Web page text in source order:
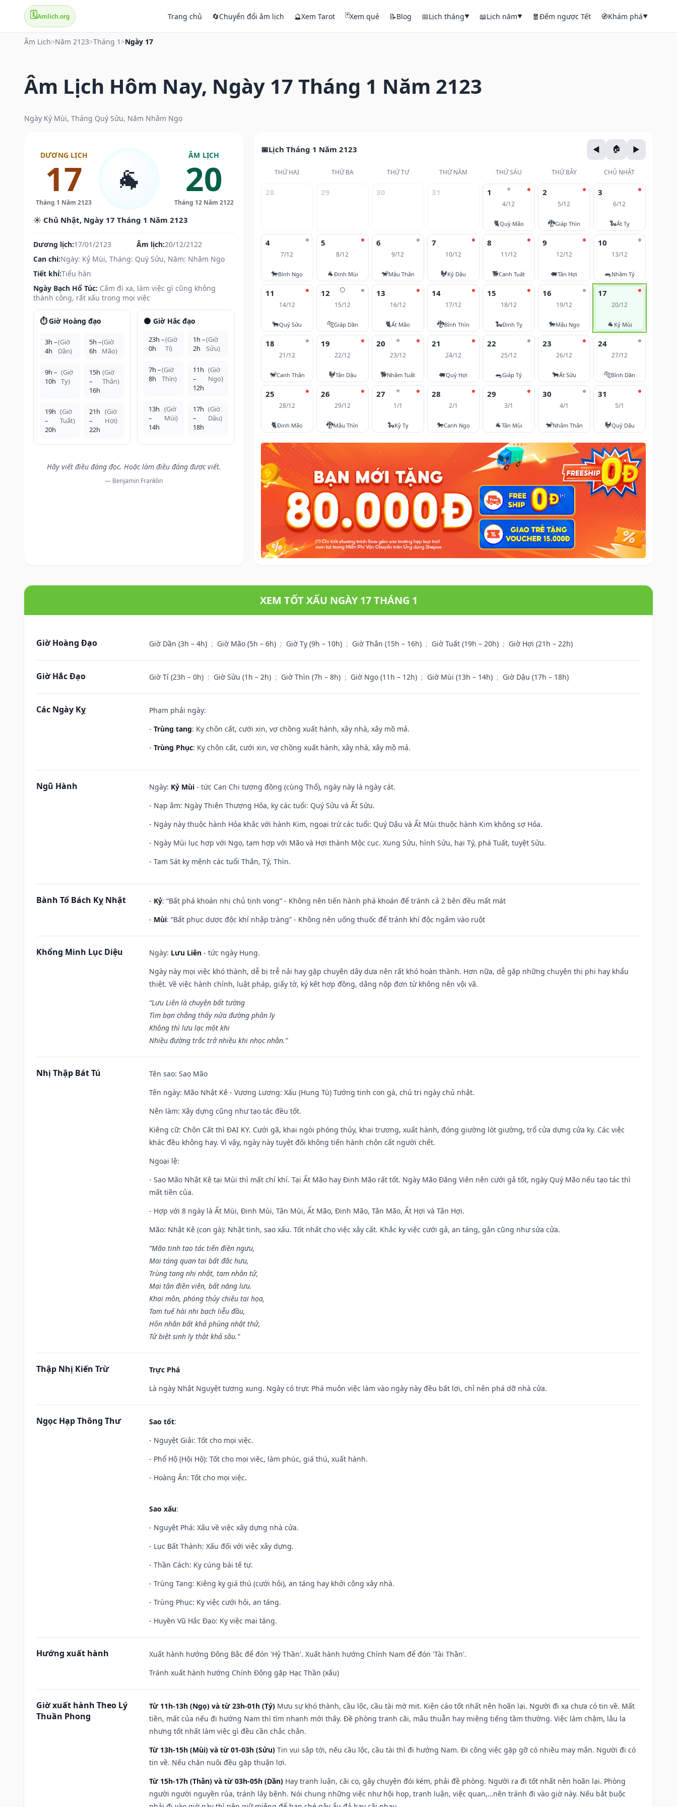
🗓️Amlich.org Trang chủ 🔄Chuyển đổi âm lịch 🔮Xem Tarot 🃏Xem quẻ 📝Blog 📅Lịch tháng▼ 📖Lịch năm▼ 🧧Đếm ngược Tết 🧭Khám phá▼
Âm Lịch>Năm 2123>Tháng 1 >Ngày 17
Âm Lịch Hôm Nay, Ngày 17 Tháng 1 Năm 2123
Ngày Kỷ Mùi, Tháng Quý Sửu, Năm Nhâm Ngọ
DƯƠNG LỊCH
17
Tháng 1 Năm 2123
🐐
ÂM LỊCH
20
Tháng 12 Năm 2122
☀️ Chủ Nhật, Ngày 17 Tháng 1 Năm 2123
Dương lịch:17/01/2123 Âm lịch:20/12/2122
Can chi:Ngày: Kỷ Mùi, Tháng: Quý Sửu, Năm: Nhâm Ngọ
Tiết khí:Tiểu hàn
Ngày Bạch Hổ Túc: Cấm đi xa, làm việc gì cũng không
thành công, rất xấu trong mọi việc
⏱️ Giờ Hoàng đạo
3h –
4h
(Giờ
Dần)
5h –
6h
(Giờ
Mão)
9h –
10h
(Giờ
Tỵ)
15h
–
16h
(Giờ
Thân)
19h
–
20h
(Giờ
Tuất)
21h
–
22h
(Giờ
Hợi)
🌑 Giờ Hắc đạo
23h –
0h
(Giờ
Tí)
1h –
2h
(Giờ
Sửu)
7h –
8h
(Giờ
Thìn)
11h
–
12h
(Giờ
Ngọ)
13h
–
14h
(Giờ
Mùi)
17h
–
18h
(Giờ
Dậu)
Hãy viết điều đáng đọc. Hoặc làm điều đáng được viết.
— Benjamin Franklin
Lịch Tháng 1 Năm 2123
THỨ HAI THỨ BA THỨ TƯ THỨ NĂM THỨ SÁU THỨ BẢY CHỦ NHẬT
28 29 30 31 ⭐
1
4/12
🐈Quý Mão
2
5/12
🐉Giáp Thìn
3
6/12
🐍Ất Tỵ
4
7/12
🐎Bính Ngọ
5
8/12
🐐Đinh Mùi
6
9/12
🐒Mậu Thân
7
10/12
🐓Kỷ Dậu
8
11/12
🐕Canh Tuất
9
12/12
🐖Tân Hợi
10
13/12
🐀Nhâm Tý
11
14/12
🐂Quý Sửu
🌕
12
15/12
🐅Giáp Dần
13
16/12
🐈Ất Mão
14
17/12
🐉Bính Thìn
15
18/12
🐍Đinh Tỵ
16
19/12
🐎Mậu Ngọ
17
20/12
🐐 Kỷ Mùi
18
21/12
🐒Canh Thân
19
22/12
🐓Tân Dậu
⭐
20
23/12
🐕Nhâm Tuất
21
24/12
🐖Quý Hợi
22
25/12
🐀Giáp Tý
23
26/12
🐂Ất Sửu
24
27/12
🐅Bính Dần
25
28/12
🐈Đinh Mão
26
29/12
🐉Mậu Thìn
⭐
27
1/1
🐍Kỷ Tỵ
28
2/1
🐎Canh Ngọ
29
3/1
🐐Tân Mùi
30
4/1
🐒Nhâm Thân
31
5/1
🐓Quý Dậu
XEM TỐT XẤU NGÀY 17 THÁNG 1
Giờ Hoàng Đạo Giờ Dần (3h – 4h) ; Giờ Mão (5h – 6h) ; Giờ Tỵ (9h – 10h) ; Giờ Thân (15h – 16h) ; Giờ Tuất (19h – 20h) ; Giờ Hợi (21h – 22h)
Giờ Hắc Đạo Giờ Tí (23h – 0h) ; Giờ Sửu (1h – 2h) ; Giờ Thìn (7h – 8h) ; Giờ Ngọ (11h – 12h) ; Giờ Mùi (13h – 14h) ; Giờ Dậu (17h – 18h)
Các Ngày Kỵ
Phạm phải ngày:
- Trùng tang: Kỵ chôn cất, cưới xin, vợ chồng xuất hành, xây nhà, xây mồ mả.
- Trùng Phục: Kỵ chôn cất, cưới xin, vợ chồng xuất hành, xây nhà, xây mồ mả.
Ngũ Hành Ngày: Kỷ Mùi - tức Can Chi tương đồng (cùng Thổ), ngày này là ngày cát.
- Nạp âm: Ngày Thiên Thượng Hỏa, kỵ các tuổi: Quý Sửu và Ất Sửu.
- Ngày này thuộc hành Hỏa khắc với hành Kim, ngoại trừ các tuổi: Quý Dậu và Ất Mùi thuộc hành Kim không sợ Hỏa.
- Ngày Mùi lục hợp với Ngọ, tam hợp với Mão và Hợi thành Mộc cục. Xung Sửu, hình Sửu, hại Tý, phá Tuất, tuyệt Sửu.
- Tam Sát kỵ mệnh các tuổi Thân, Tý, Thìn.
Bành Tổ Bách Kỵ Nhật - Kỷ: “Bất phá khoán nhị chủ tịnh vong” - Không nên tiến hành phá khoán để tránh cả 2 bên đều mất mát
- Mùi: “Bất phục dược độc khí nhập tràng” - Không nên uống thuốc để tránh khí độc ngấm vào ruột
Khổng Minh Lục Diệu Ngày: Lưu Liên - tức ngày Hung.
Ngày này mọi việc khó thành, dễ bị trễ nải hay gặp chuyện dây dưa nên rất khó hoàn thành. Hơn nữa, dễ gặp những chuyện thị phi hay khẩu
thiệt. Về việc hành chính, luật pháp, giấy tờ, ký kết hợp đồng, dâng nộp đơn từ không nên vội vã.
“Lưu Liên là chuyện bất tường
Tìm bạn chẳng thấy nửa đường phân ly
Không thì lưu lạc một khi
Nhiều đường trắc trở nhiều khi nhọc nhằn.”
Nhị Thập Bát Tú Tên sao: Sao Mão
Tên ngày: Mão Nhật Kê - Vương Lương: Xấu (Hung Tú) Tướng tinh con gà, chủ trị ngày chủ nhật.
Nên làm: Xây dựng cũng như tạo tác đều tốt.
Kiêng cữ: Chôn Cất thì ĐẠI KỴ. Cưới gã, khai ngòi phóng thủy, khai trương, xuất hành, đóng giường lót giường, trổ cửa dựng cửa kỵ. Các việc
khác đều không hay. Vì vậy, ngày này tuyệt đối không tiến hành chôn cất người chết.
Ngoại lệ:
- Sao Mão Nhật Kê tại Mùi thì mất chí khí. Tại Ất Mão hay Đinh Mão rất tốt. Ngày Mão Đăng Viên nên cưới gả tốt, ngày Quý Mão nếu tạo tác thì
mất tiền của.
- Hợp với 8 ngày là Ất Mùi, Đinh Mùi, Tân Mùi, Ất Mão, Đinh Mão, Tân Mão, Ất Hợi và Tân Hợi.
Mão: Nhật Kê (con gà): Nhật tinh, sao xấu. Tốt nhất cho việc xây cất. Khắc kỵ việc cưới gả, an táng, gắn cũng như sửa cửa.
“Mão tinh tạo tác tiến điền ngưu,
Mai táng quan tai bất đắc hưu,
Trùng tang nhị nhật, tam nhân tử,
Mại tận điền viên, bất năng lưu.
Khai môn, phóng thủy chiêu tai họa,
Tam tuế hài nhi bạch liễu đầu,
Hôn nhân bất khả phùng nhật thử,
Tử biệt sinh ly thật khả sầu.”
Thập Nhị Kiến Trừ
Trực Phá
Là ngày Nhật Nguyệt tương xung. Ngày có trực Phá muôn việc làm vào ngày này đều bất lợi, chỉ nên phá dỡ nhà cửa.
Ngọc Hạp Thông Thư Sao tốt:
- Nguyệt Giải: Tốt cho mọi việc.
- Phổ Hộ (Hội Hộ): Tốt cho mọi việc, làm phúc, giá thú, xuất hành.
- Hoàng Ân: Tốt cho mọi việc.
Sao xấu:
- Nguyệt Phá: Xấu về việc xây dựng nhà cửa.
- Lục Bất Thành: Xấu đối với việc xây dựng.
- Thần Cách: Kỵ cúng bái tế tự.
- Trùng Tang: Kiêng kỵ giá thú (cưới hỏi), an táng hay khởi công xây nhà.
- Trùng Phục: Kỵ việc cưới hỏi, an táng.
- Huyền Vũ Hắc Đạo: Kỵ việc mai táng.
Hướng xuất hành
Xuất hành hướng Đông Bắc để đón 'Hỷ Thần'. Xuất hành hướng Chính Nam để đón 'Tài Thần'.
Tránh xuất hành hướng Chính Đông gặp Hạc Thần (xấu)
Giờ xuất hành Theo Lý
Thuần Phong
Từ 11h-13h (Ngọ) và từ 23h-01h (Tý) Mưu sự khó thành, cầu lộc, cầu tài mờ mịt. Kiện cáo tốt nhất nên hoãn lại. Người đi xa chưa có tin về. Mất
tiền, mất của nếu đi hướng Nam thì tìm nhanh mới thấy. Đề phòng tranh cãi, mâu thuẫn hay miệng tiếng tầm thường. Việc làm chậm, lâu la
nhưng tốt nhất làm việc gì đều cần chắc chắn.
Từ 13h-15h (Mùi) và từ 01-03h (Sửu) Tin vui sắp tới, nếu cầu lộc, cầu tài thì đi hướng Nam. Đi công việc gặp gỡ có nhiều may mắn. Người đi có
tin về. Nếu chăn nuôi đều gặp thuận lợi.
Từ 15h-17h (Thân) và từ 03h-05h (Dần) Hay tranh luận, cãi cọ, gây chuyện đói kém, phải đề phòng. Người ra đi tốt nhất nên hoãn lại. Phòng
người người nguyền rủa, tránh lây bệnh. Nói chung những việc như hội họp, tranh luận, việc quan,…nên tránh đi vào giờ này. Nếu bắt buộc